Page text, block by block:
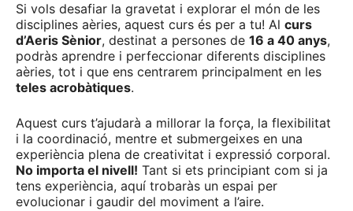
Si vols desafiar la gravetat i explorar el món de les
disciplines aèries, aquest curs és per a tu! Al curs
d’Aeris Sènior, destinat a persones de 16 a 40 anys,
podràs aprendre i perfeccionar diferents disciplines
aèries, tot i que ens centrarem principalment en les
teles acrobàtiques.
Aquest curs t’ajudarà a millorar la força, la flexibilitat
i la coordinació, mentre et submergeixes en una
experiència plena de creativitat i expressió corporal.
No importa el nivell! Tant si ets principiant com si ja
tens experiència, aquí trobaràs un espai per
evolucionar i gaudir del moviment a l’aire.